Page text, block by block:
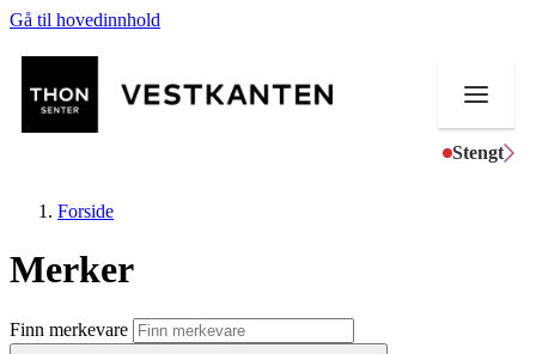
Gå til hovedinnhold
Stengt
Butikker
Forside
Merker
Finn merkevare